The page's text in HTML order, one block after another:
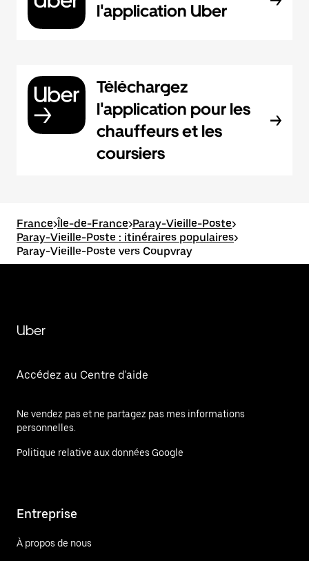
l'application Uber
Téléchargez
l'application pour les
chauffeurs et les
coursiers
France>Île-de-France>Paray-Vieille-Poste>
Paray-Vieille-Poste : itinéraires populaires>
Paray-Vieille-Poste vers Coupvray
Uber
Accédez au Centre d'aide
Ne vendez pas et ne partagez pas mes informations
personnelles.
Politique relative aux données Google
Entreprise
À propos de nous